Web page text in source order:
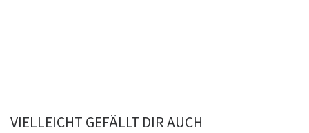
VIELLEICHT GEFÄLLT DIR AUCH